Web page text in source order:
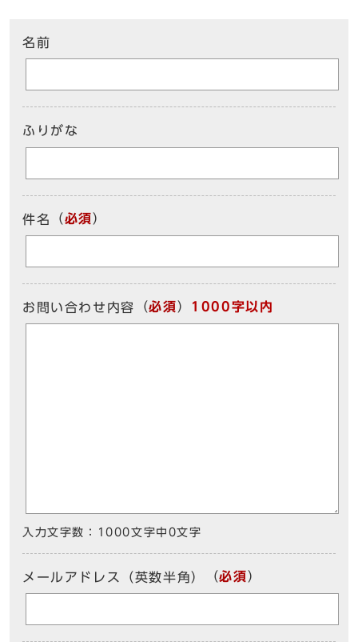
名前
ふりがな
件名 （必須）
お問い合わせ内容 （必須） 1000字以内
入力文字数： 1000文字中 0文字
メールアドレス（英数半角） （必須）